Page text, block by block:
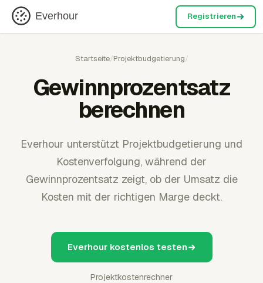
Everhour Registrieren
Startseite/Projektbudgetierung/
Gewinnprozentsatz
berechnen
Everhour unterstützt Projektbudgetierung und
Kostenverfolgung, während der
Gewinnprozentsatz zeigt, ob der Umsatz die
Kosten mit der richtigen Marge deckt.
Everhour kostenlos testen
Projektkostenrechner